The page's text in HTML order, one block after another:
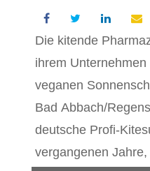
Die kitende
ihrem
veganen
Bad Abbach/
deutsche Profi-
vergangenen